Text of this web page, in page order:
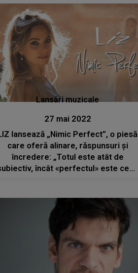
Lansări muzicale
27 mai 2022
lansează „Nimic Perfect”, o piesă
care oferă alinare, răspunsuri și
încredere: „Totul este atât de
încât «perfectul» este ceva